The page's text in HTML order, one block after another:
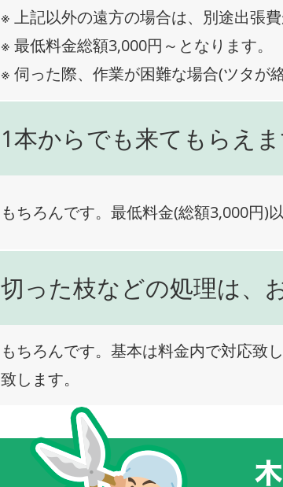
※ 上記以外の遠方の場合は、別途出張費
※ 最低料金総額3,000円～となります。
※ 伺った際、作業が困難な場合(ツタが
1本からでも来てもらえ
もちろんです。最低料金(総額3,000円)
切った枝などの処理は、
もちろんです。基本は料金内で対応致
致します。